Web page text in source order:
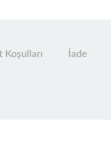
Koşulları İade